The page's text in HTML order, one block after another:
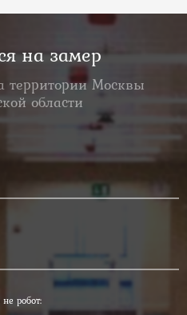
на замер
территории Москвы
области
робот: